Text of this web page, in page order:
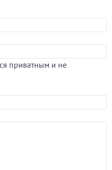
приватным и не